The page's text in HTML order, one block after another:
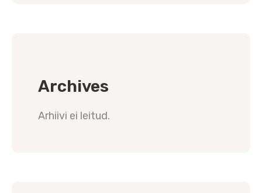
Archives
Arhiivi ei leitud.